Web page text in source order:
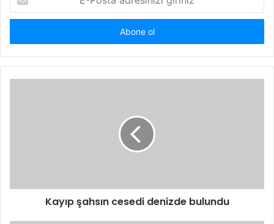
Posta
adresinizi
Kayıp şahsın cesedi denizde bulundu